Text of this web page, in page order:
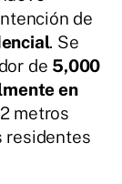
de
. Se
de 5,000
en
metros
residentes